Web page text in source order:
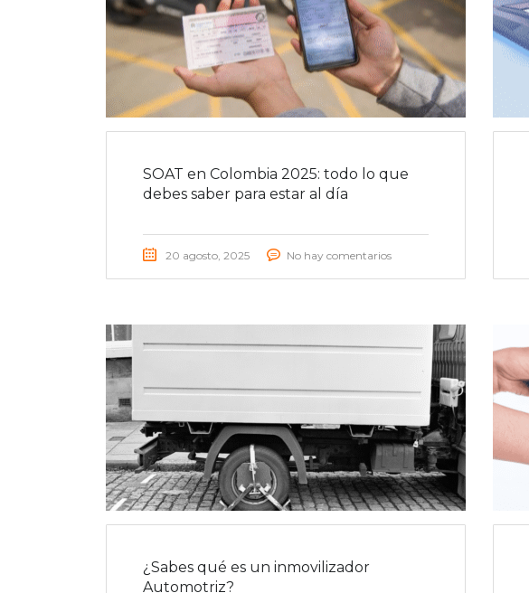
SOAT en Colombia 2025: todo lo que
debes saber para estar al día
20 agosto, 2025 No hay comentarios
¿Sabes qué es un inmovilizador
Automotriz?